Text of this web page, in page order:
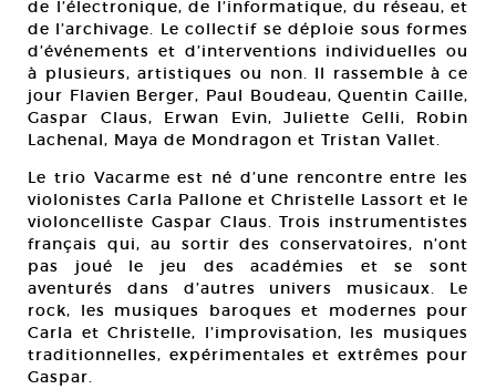
de l’électronique, de l’informatique, du réseau, et
de l’archivage. Le collectif se déploie sous formes
d’événements et d’interventions individuelles ou
à plusieurs, artistiques ou non. Il rassemble à ce
jour Flavien Berger, Paul Boudeau, Quentin Caille,
Gaspar Claus, Erwan Evin, Juliette Gelli, Robin
Lachenal, Maya de Mondragon et Tristan Vallet.
Le trio Vacarme est né d’une rencontre entre les
violonistes Carla Pallone et Christelle Lassort et le
violoncelliste Gaspar Claus. Trois instrumentistes
français qui, au sortir des conservatoires, n’ont
pas joué le jeu des académies et se sont
aventurés dans d’autres univers musicaux. Le
rock, les musiques baroques et modernes pour
Carla et Christelle, l’improvisation, les musiques
traditionnelles, expérimentales et extrêmes pour
Gaspar.